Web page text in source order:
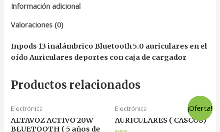
Información adicional
Valoraciones (0)
Inpods 13 inalámbrico Bluetooth 5.0 auriculares en el
oído Auriculares deportes con caja de cargador
Productos relacionados
Electrónica
ALTAVOZ ACTIVO 20W
BLUETOOTH ( 5 años de
¡Oferta!
Electrónica
AURICULARES ( CASCOS)